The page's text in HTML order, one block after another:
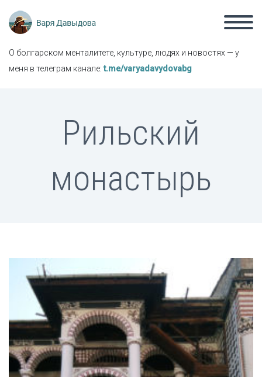
О болгарском менталитете, культуре, людях и новостях — у
меня в телеграм канале:t.me/varyadavydovabg
Рильский
монастырь